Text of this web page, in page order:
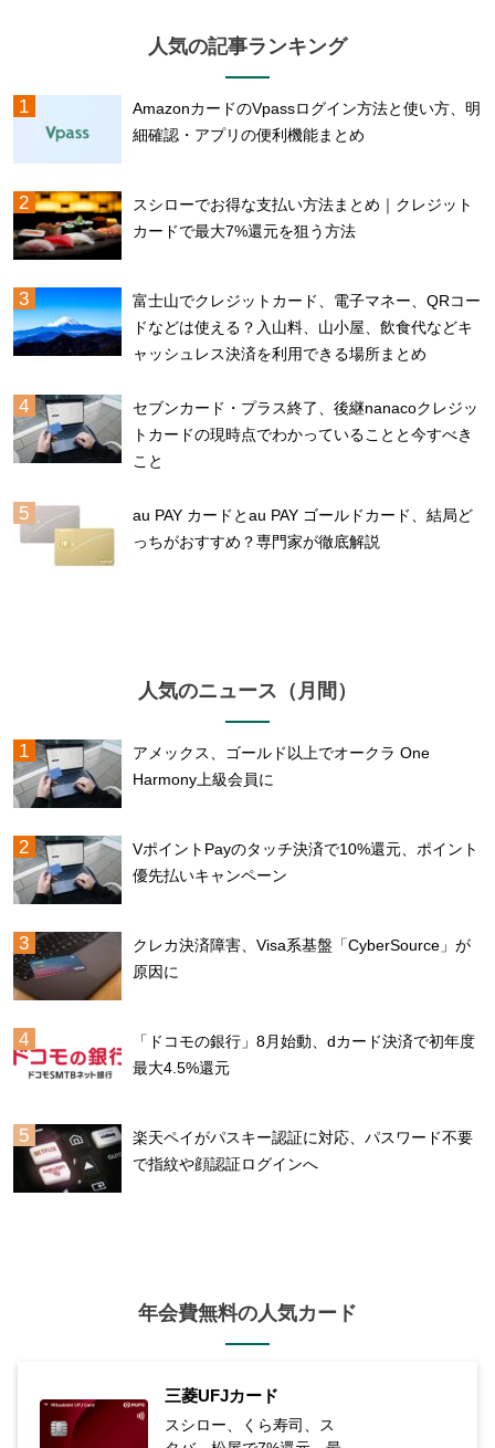
人気の記事ランキング
AmazonカードのVpassログイン方法と使い方、明
細確認・アプリの便利機能まとめ
スシローでお得な支払い方法まとめ｜クレジット
カードで最大7%還元を狙う方法
富士山でクレジットカード、電子マネー、QRコー
ドなどは使える？入山料、山小屋、飲食代などキ
ャッシュレス決済を利用できる場所まとめ
セブンカード・プラス終了、後継nanacoクレジッ
トカードの現時点でわかっていることと今すべき
こと
au PAY カードとau PAY ゴールドカード、結局ど
っちがおすすめ？専門家が徹底解説
人気のニュース（月間）
アメックス、ゴールド以上でオークラ One
Harmony上級会員に
VポイントPayのタッチ決済で10%還元、ポイント
優先払いキャンペーン
クレカ決済障害、Visa系基盤「CyberSource」が
原因に
「ドコモの銀行」8月始動、dカード決済で初年度
最大4.5%還元
楽天ペイがパスキー認証に対応、パスワード不要
で指紋や顔認証ログインへ
年会費無料の人気カード
三菱UFJカード
スシロー、くら寿司、ス